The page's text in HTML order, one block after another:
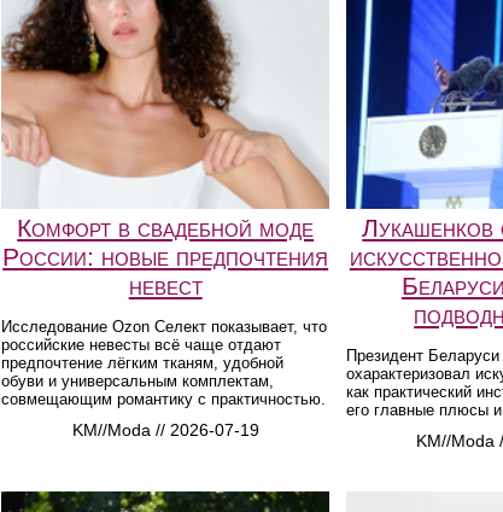
Комфорт в свадебной моде
России: новые предпочтения
невест
Исследование Ozon Селект показывает, что
российские невесты всё чаще отдают
предпочтение лёгким тканям, удобной
обуви и универсальным комплектам,
совмещающим романтику с практичностью.
KM//Moda // 2026-07-19
Лукашенков
Президент
охарактеризовал
как практический
его главные плюсы
KM//Moda